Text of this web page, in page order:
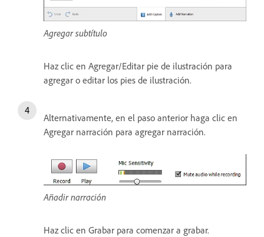
Agregar subtítulo
Haz clic en Agregar/Editar pie de ilustración para
agregar o editar los pies de ilustración.
Alternativamente, en el paso anterior haga clic en
Agregar narración para agregar narración.
Añadir narración
Haz clic en Grabar para comenzar a grabar.